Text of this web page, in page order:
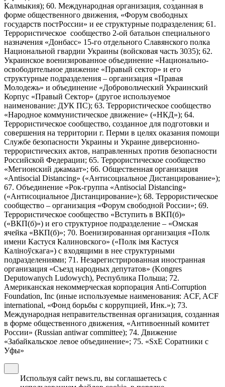
Калмыкия); 60. Международная организация, созданная в
форме общественного движения, «Форум свободных
государств постРоссии» и ее структурные подразделения; 61.
Террористическое сообщество 2-ой батальон специального
назначения «Донбасс» 15-го отдельного Славянского полка
Национальной гвардии Украины (войсковая часть 3035); 62.
Украинское военизированное объединение «Национально-
освободительное движение «Правый сектор» и его
структурные подразделения – организация «Правая
Молодежь» и объединение «Добровольческий Украинский
Корпус «Правый Сектор» (другое используемое
наименование: ДУК ПС); 63. Террористическое сообщество
«Народное коммунистическое движение» («НКД»); 64.
Террористическое сообщество, созданное для подготовки и
совершения на территории г. Перми в целях оказания помощи
Службе безопасности Украины и Украине диверсионно-
террористических актов, направленных против безопасности
Российской Федерации; 65. Террористическое сообщество
«Мегионский джамаат»; 66. Общественная организация
«Antisocial Distancing» («Антисоциальное Дистанцирование»);
67. Объединение «Рок-группа «Antisocial Distancing»
(«Антисоциальное Дистанцирование»); 68. Террористическое
сообщество – организация «Форум свободной России»; 69.
Террористическое сообщество «Вступить в ВКП(б)»
(«ВКП(б)») и его структурное подразделение – «Омская
ячейка «ВКП(б)»; 70. Военизированная организация «Полк
имени Кастуся Калиновского» («Полк iмя Кастуся
Калiноўскага») с входящими в нее структурными
подразделениями; 71. Незарегистрированная иностранная
организация «Съезд народных депутатов» (Kongres
Deputowanych Ludowych), Республика Польша; 72.
Американская некоммерческая корпорация Anti-Corruption
Foundation, Inc (иные используемые наименования: ACF, ACF
international, «Фонд борьбы с коррупцией, Инк.»); 73.
Международная неправительственная организация, созданная
в форме общественного движения, «Антивоенный комитет
России» (Russian antiwar committee); 74. Движение
«Забайкальское левое объединение»; 75. «SxE Соратники с
Уфы»
Используя сайт news.ru, вы соглашаетесь с